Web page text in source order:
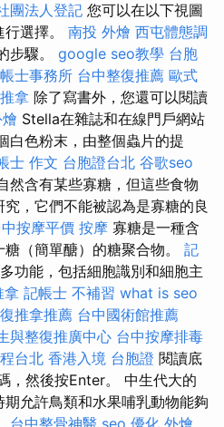
團法人登記 您可以在以下視圖
選擇。 南投 外燴 西屯體態調
步驟。 google seo教學 台胞
士事務所 台中整復推薦 歐式
拿 除了寫書外，您還可以閱讀
Stella在雜誌和在線門戶網站
白色粉末，由整個蟲片的提
士 作文 台胞證台北 谷歌seo
然含有某些寡糖，但這些食物
，它們不能被認為是寡糖的良
按摩平價 按摩 寡糖是一種含
（簡單醣）的糖聚合物。 記
功能，包括細胞識別和細胞主
拿 記帳士 不補習 what is seo
推拿推薦 台中國術館推薦
與整復推廣中心 台中按摩排毒
台北 香港入境 台胞證 閱讀底
，然後按Enter。 中生代大的
允許鳥類和水果哺乳動物能夠
台中整骨神醫 seo 優化 外燴